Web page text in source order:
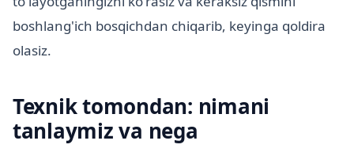
boshlang'ich bosqichdan chiqarib, keyinga qoldira
olasiz.
Texnik tomondan: nimani
tanlaymiz va nega